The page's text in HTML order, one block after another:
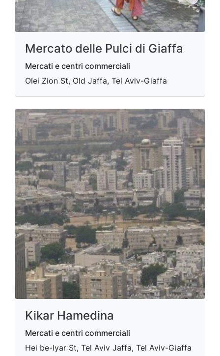
Mercato delle Pulci di Giaffa
Mercati e centri commerciali
Olei Zion St, Old Jaffa, Tel Aviv-Giaffa
Kikar Hamedina
Mercati e centri commerciali
Hei be-Iyar St, Tel Aviv Jaffa, Tel Aviv-Giaffa